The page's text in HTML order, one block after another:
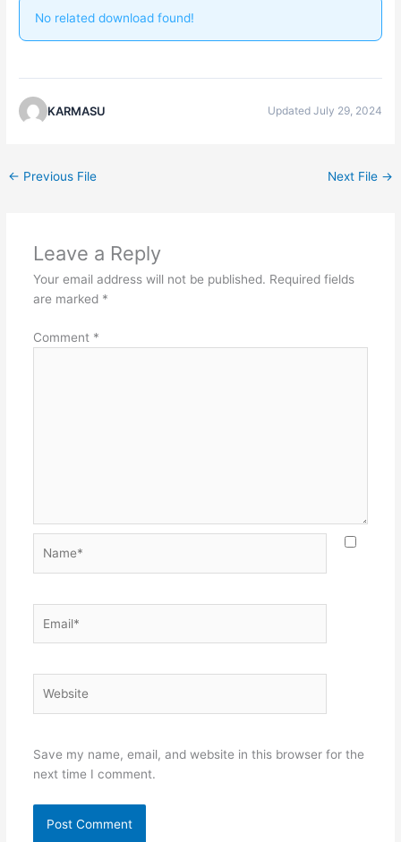
No related download found!
KARMASU Updated July 29, 2024
← Previous File Next File →
Leave a Reply
Your email address will not be published. Required fields
are marked *
Comment *
Save my name, email, and website in this browser for the
next time I comment.